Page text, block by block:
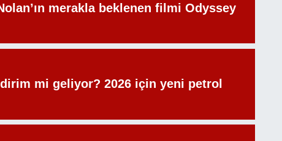
merakla beklenen filmi Odyssey
mi geliyor? 2026 için yeni petrol